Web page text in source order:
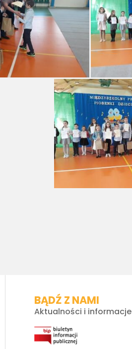
BĄDŹ Z NAMI
Aktualności i informacje